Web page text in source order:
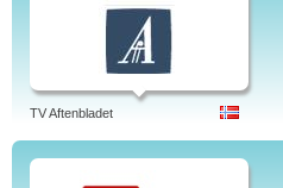
TV Aftenbladet